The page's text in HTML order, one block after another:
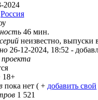
2024
Россия
46 мин.
неизвестно, выпуски
26-12-2024, 18:52 -
18+
пока нет ( + добавить свой
1 521